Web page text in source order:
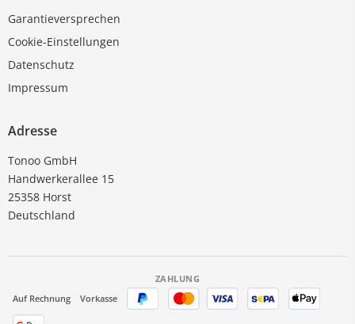
Garantieversprechen
Cookie-Einstellungen
Datenschutz
Impressum
Adresse
Tonoo GmbH
Handwerkerallee 15
25358 Horst
Deutschland
ZAHLUNG
Auf Rechnung
Vorkasse